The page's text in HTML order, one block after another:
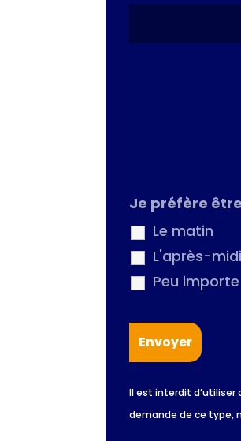
Je préfère
Le matin
L'après-midi
Peu importe
Il est interdit d’utiliser
demande de ce type,